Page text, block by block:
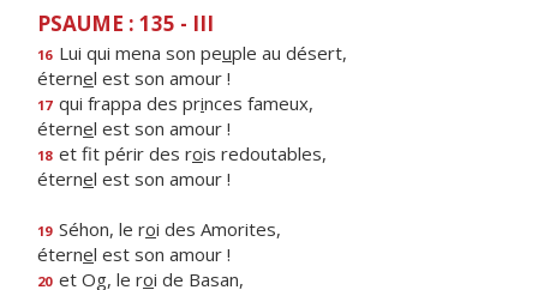
PSAUME : 135 - III
16 Lui qui mena son peuple au désert,
éternel est son amour !
17 qui frappa des princes fameux,
éternel est son amour !
18 et fit périr des rois redoutables,
éternel est son amour !
19 Séhon, le roi des Amorites,
éternel est son amour !
20 et Og, le roi de Basan,